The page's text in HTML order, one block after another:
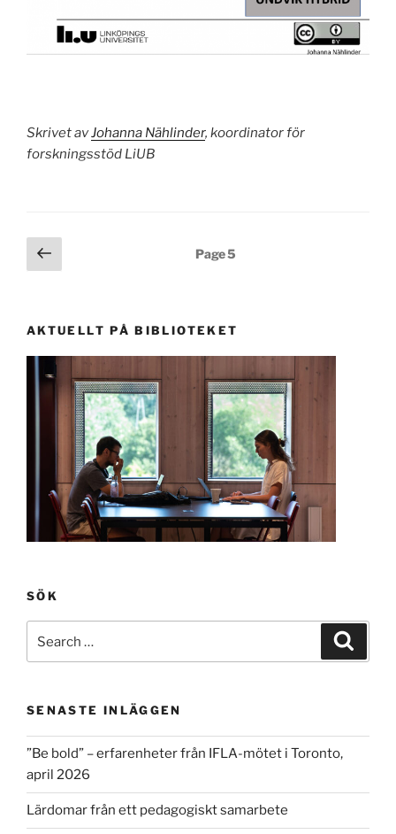
Skrivet avJohanna Nählinder, koordinator för
forskningsstöd LiUB
Posts
pagination
Previous
page
Page5
AKTUELLT PÅ BIBLIOTEKET
SÖK
for:
SENASTE INLÄGGEN
”Be bold” – erfarenheter från IFLA-mötet i Toronto,
april 2026
Lärdomar från ett pedagogiskt samarbete